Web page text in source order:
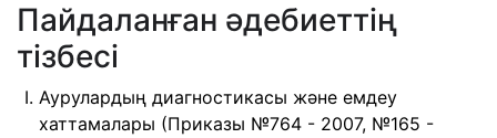
Пайдаланған әдебиеттің
тізбесі
Аурулардың диагностикасы және емдеу
хаттамалары (Приказы №764 - 2007, №165 -